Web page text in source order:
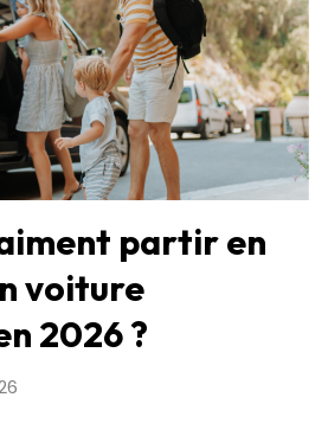
partir en
voiture
2026 ?